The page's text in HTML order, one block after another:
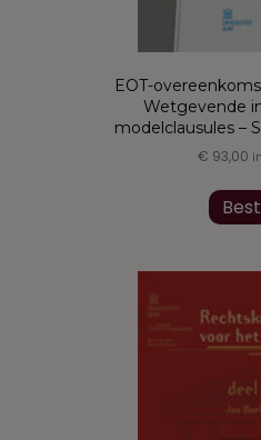
EOT-
Wetgevende
modelclausules –
€ 93,00